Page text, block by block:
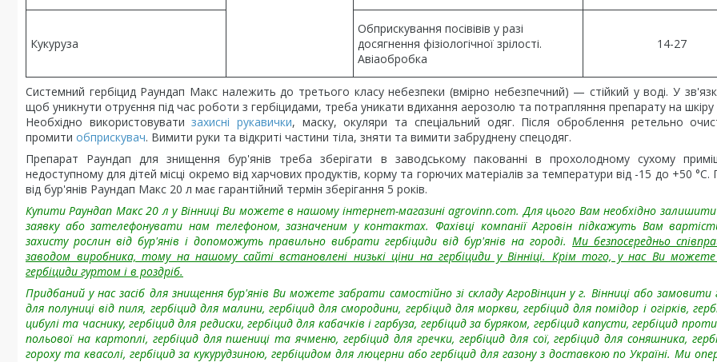
Кукуруза
Обприскування посівівів у разі
досягнення фізіологічної зрілості.
Авіаобробка
14-27
Системний гербіцид Раундап Макс належить до третього класу небезпеки (вмірно небезпечний) — стійкий у воді. У
щоб уникнути отруєння під час роботи з гербіцидами, треба уникати вдихання аерозолю та потрапляння препарату на шкіру
Необхідно використовуватизахисні рукавички, маску, окуляри та спеціальний одяг. Після оброблення ретельно
промити обприскувач. Вимити руки та відкриті частини тіла, зняти та вимити забруднену спецодяг.
Препарат Раундап для знищення бур'янів треба зберігати в заводському пакованні в прохолодному сухому
недоступному для дітей місці окремо від харчових продуктів, корму та горючих матеріалів за температури від -15 до +50 °C.
від бур'янів Раундап Макс 20 л має гарантійний термін зберігання 5 років.
Купити Раундап Макс 20 л у Вінниці Ви можете в нашому інтернет-магазині agrovinn.com. Для цього Вам необхідно
заявку або зателефонувати нам телефоном, зазначеним у контактах. Фахівці компанії Агровін підкажуть Вам
захисту рослин від бур'янів і допоможуть правильно вибрати гербіциди від бур'янів на городі. Ми безпосередньо
заводом виробника, тому на нашому сайті встановлені низькі ціни на гербіциди у Вінніці. Крім того, у нас Ви
гербіциди гуртом і в роздріб.
Придбаний у нас засіб для знищення бур'янів Ви можете забрати самостійно зі складу АгроВінцин у г. Вінниці або замовити
для полуниці від пиля, гербіцид для малини, гербіцид для смородини, гербіцид для моркви, гербіцид для помідор і огірків,
цибулі та часнику, гербіцид для редиски, гербіцид для кабачків і гарбуза, гербіцид за буряком, гербіцид капусти, гербіцид
польової на картоплі, гербіцид для пшениці та ячменю, гербіцид для гречки, гербіцид для сої, гербіцид для соняшника,
гороху та квасолі, гербіцид за кукурудзиною, гербіцидом для люцерни або гербіцид для газону з доставкою по Україні. Ми